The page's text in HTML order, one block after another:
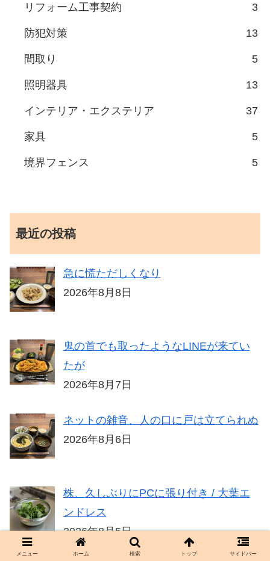
リフォーム工事契約 3
防犯対策 13
間取り 5
照明器具 13
インテリア・エクステリア 37
家具 5
境界フェンス 5
最近の投稿
急に慌ただしくなり
2026年8月8日
鬼の首でも取ったようなLINEが来てい
たが
2026年8月7日
ネットの雑音、人の口に戸は立てられぬ
2026年8月6日
株、久しぶりにPCに張り付き / 大葉エ
ンドレス
2026年8月5日
メニュー ホーム 検索 トップ サイドバー